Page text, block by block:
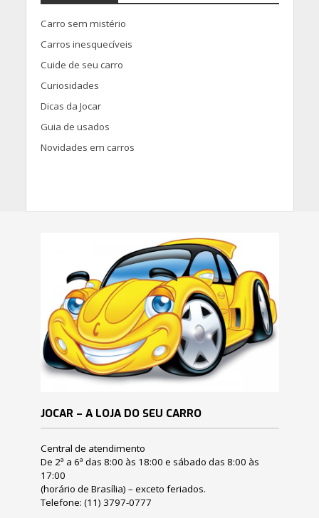
Carro sem mistério
Carros inesquecíveis
Cuide de seu carro
Curiosidades
Dicas da Jocar
Guia de usados
Novidades em carros
JOCAR – A LOJA DO SEU CARRO
Central de atendimento
De 2ª a 6ª das 8:00 às 18:00 e sábado das 8:00 às
17:00
(horário de Brasília) – exceto feriados.
Telefone: (11) 3797-0777